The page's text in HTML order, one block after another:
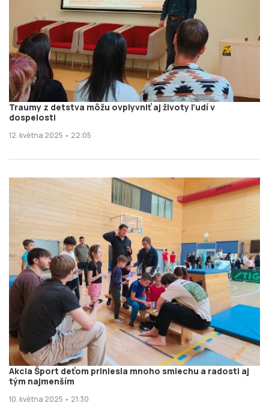
Traumy z detstva môžu ovplyvniť aj životy ľudí v
dospelosti
12. května 2025 • 22:05
Akcia Šport deťom priniesla mnoho smiechu a radosti aj
tým najmenším
10. května 2025 • 21:30